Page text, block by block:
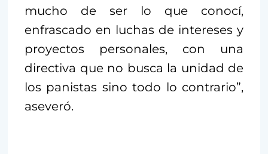
mucho de ser lo que conocí,
enfrascado en luchas de intereses y
proyectos personales, con una
directiva que no busca la unidad de
los panistas sino todo lo contrario”,
aseveró.